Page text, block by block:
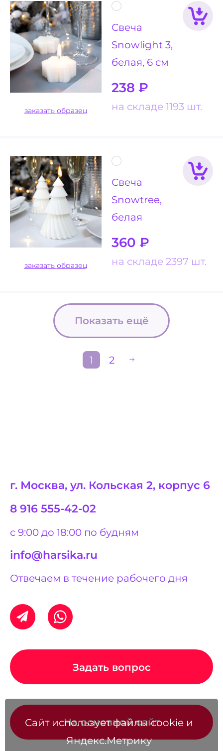
Свеча
Snowlight 3,
белая, 6 см
238 ₽
на складе 1193 шт.
заказать образец
Свеча
Snowtree,
белая
360 ₽
на складе 2397 шт.
заказать образец
Показать ещё
1 2
На основной сайт
Задать вопрос
г. Москва, ул. Кольская 2, корпус 6
8 916 555-42-02
с 9:00 до 18:00 по будням
info@harsika.ru
Отвечаем в течение рабочего дня
Сайт использует файлы cookie и
Яндекс.Метрику